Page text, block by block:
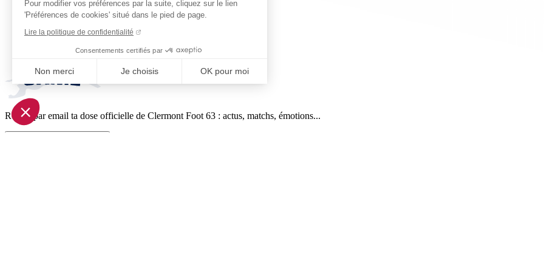
Pour modifier vos préférences par la suite, cliquez sur le lien
'Préférences de cookies' situé dans le pied de page.
Lire la politique de confidentialité
Consentements certifiés par
Non merci Je choisis OK pour moi
Axeptio consent
Plateforme de Gestion du Consentement : Personnalisez vos Options
Notre plateforme vous permet d'adapter et de gérer vos paramètres de confidentialité, en garantissant la conformité avec
Reçois par email ta dose officielle de Clermont Foot 63 : actus, matchs, émotions...